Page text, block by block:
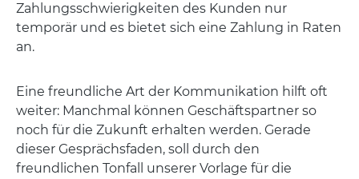
Zahlungsschwierigkeiten des Kunden nur
temporär und es bietet sich eine Zahlung in Raten
an.
Eine freundliche Art der Kommunikation hilft oft
weiter: Manchmal können Geschäftspartner so
noch für die Zukunft erhalten werden. Gerade
dieser Gesprächsfaden, soll durch den
freundlichen Tonfall unserer Vorlage für die